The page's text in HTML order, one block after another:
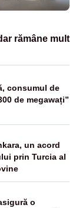
rămâne mult
consumul de
de megawați”
un acord
prin Turcia al
o